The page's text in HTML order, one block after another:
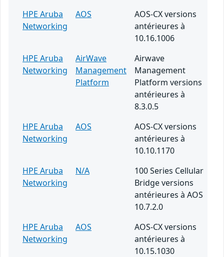
HPE Aruba
Networking
AOS
AOS-CX versions
antérieures à
10.16.1006
HPE Aruba
Networking
AirWave
Management
Platform
Airwave
Management
Platform versions
antérieures à
8.3.0.5
HPE Aruba
Networking
AOS
AOS-CX versions
antérieures à
10.10.1170
HPE Aruba
Networking
N/A
100 Series Cellular
Bridge versions
antérieures à AOS
10.7.2.0
HPE Aruba
Networking
AOS
AOS-CX versions
antérieures à
10.15.1030